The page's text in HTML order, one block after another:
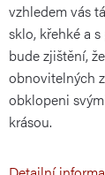
vzhledem vás
sklo, křehké a
bude zjištění,
obnovitelných
obklopeni
krásou.